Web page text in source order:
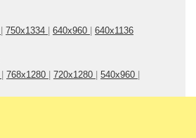
| 750x1334 | 640x960 | 640x1136
| 768x1280 | 720x1280 | 540x960 |